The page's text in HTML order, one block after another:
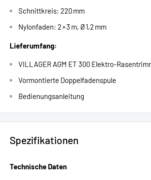
Schnittkreis: 220 mm
Nylonfaden: 2 × 3 m, Ø 1,2 mm
Lieferumfang:
VILLAGER AGM ET 300 Elektro-
Vormontierte Doppelfadenspule
Bedienungsanleitung
Spezifikationen
Technische Daten